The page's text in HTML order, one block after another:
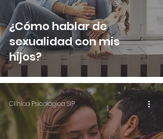
¿Cómo hablar de
sexualidad con mis
hijos?
Clínica Psicológica SIP